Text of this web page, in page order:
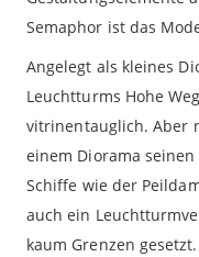
Semaphor ist das
Angelegt als kleines
Leuchtturms Hohe
vitrinentauglich. Aber
einem Diorama
Schiffe wie der
auch ein
kaum Grenzen gesetzt.